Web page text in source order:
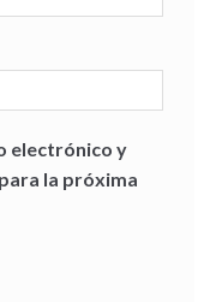
electrónico y
la próxima